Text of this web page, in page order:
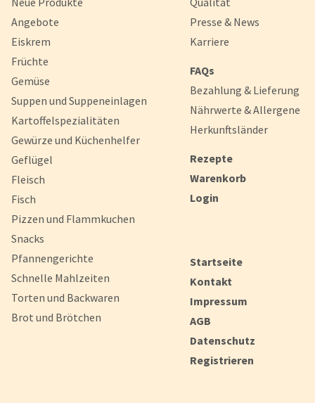
Angebote
Eiskrem
Früchte
Gemüse
Suppen und Suppeneinlagen
Kartoffelspezialitäten
Gewürze und Küchenhelfer
Geflügel
Fleisch
Fisch
Pizzen und Flammkuchen
Snacks
Pfannengerichte
Schnelle Mahlzeiten
Torten und Backwaren
Brot und Brötchen
Presse & News
Karriere
FAQs
Bezahlung & Lieferung
Nährwerte & Allergene
Herkunftsländer
Rezepte
Warenkorb
Login
Startseite
Kontakt
Impressum
AGB
Datenschutz
Registrieren